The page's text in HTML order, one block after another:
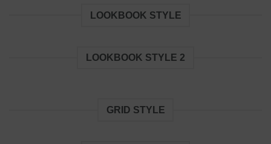
LOOKBOOK STYLE
LOOKBOOK STYLE 2
GRID STYLE